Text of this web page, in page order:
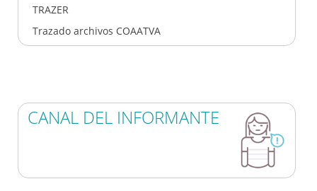
TRAZER
Trazado archivos COAATVA
CANAL DEL INFORMANTE